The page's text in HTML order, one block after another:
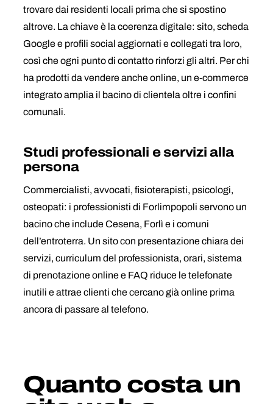
trovare dai residenti locali prima che si spostino
altrove. La chiave è la coerenza digitale: sito, scheda
Google e profili social aggiornati e collegati tra loro,
così che ogni punto di contatto rinforzi gli altri. Per chi
ha prodotti da vendere anche online, un e-commerce
integrato amplia il bacino di clientela oltre i confini
comunali.
Studi professionali e servizi alla
persona
Commercialisti, avvocati, fisioterapisti, psicologi,
osteopati: i professionisti di Forlimpopoli servono un
bacino che include Cesena, Forlì e i comuni
dell’entroterra. Un sito con presentazione chiara dei
servizi, curriculum del professionista, orari, sistema
di prenotazione online e FAQ riduce le telefonate
inutili e attrae clienti che cercano già online prima
ancora di passare al telefono.
Quanto costa un